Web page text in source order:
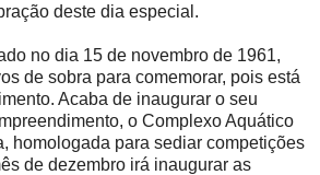
deste dia especial.
no dia 15 de novembro de 1961,
de sobra para comemorar, pois está
Acaba de inaugurar o seu
o Complexo Aquático
homologada para sediar competições
de dezembro irá inaugurar as